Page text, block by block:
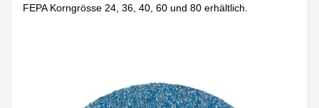
FEPA Korngrösse 24, 36, 40, 60 und 80 erhältlich.